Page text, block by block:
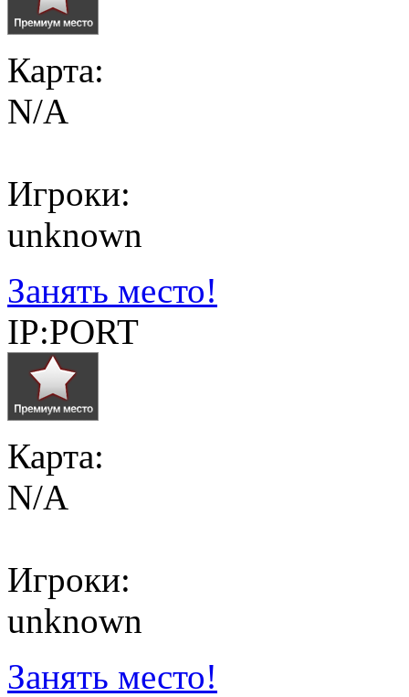
Карта:
N/A
Игроки:
unknown
Занять место!
IP:PORT
Карта:
N/A
Игроки:
unknown
Занять место!